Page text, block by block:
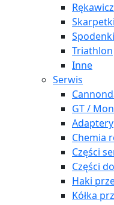
Skarpetki
Spodenki
Triathlon
Inne
Serwis
GT /
Adaptery
Chemia
Części
Części
Haki
Kółka